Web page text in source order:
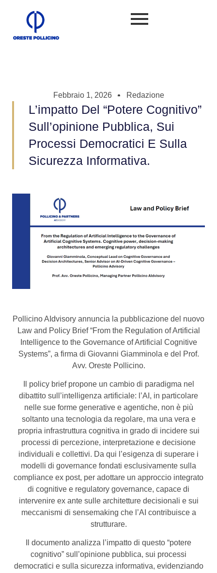
Febbraio 1, 2026 Redazione
L’impatto Del “potere Cognitivo”
Sull’opinione Pubblica, Sui
Processi Democratici E Sulla
Sicurezza Informativa.
Pollicino AIdvisory annuncia la pubblicazione del nuovo
Law and Policy Brief “From the Regulation of Artificial
Intelligence to the Governance of Artificial Cognitive
Systems”, a firma di Giovanni Giamminola e del Prof.
Avv. Oreste Pollicino.
Il policy brief propone un cambio di paradigma nel
dibattito sull’intelligenza artificiale: l’AI, in particolare
nelle sue forme generative e agentiche, non è più
soltanto una tecnologia da regolare, ma una vera e
propria infrastruttura cognitiva in grado di incidere sui
processi di percezione, interpretazione e decisione
individuali e collettivi. Da qui l’esigenza di superare i
modelli di governance fondati esclusivamente sulla
compliance ex post, per adottare un approccio integrato
di cognitive e regulatory governance, capace di
intervenire ex ante sulle architetture decisionali e sui
meccanismi di sensemaking che l’AI contribuisce a
strutturare.
Il documento analizza l’impatto di questo “potere
cognitivo” sull’opinione pubblica, sui processi
democratici e sulla sicurezza informativa, evidenziando